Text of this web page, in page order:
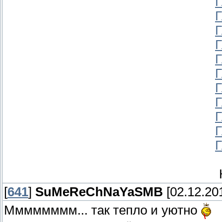
[641] SuMeReChNaYaSMB
Мммммммм... так тепло и уютно